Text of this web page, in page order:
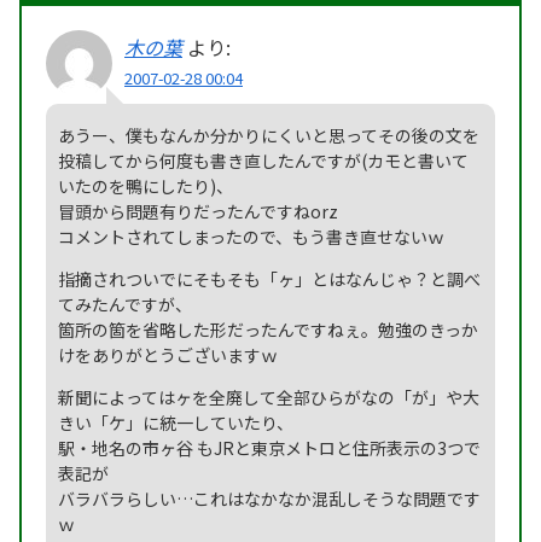
木の葉 より:
2007-02-28 00:04
あうー、僕もなんか分かりにくいと思ってその後の文を
投稿してから何度も書き直したんですが(カモと書いて
いたのを鴨にしたり)、
冒頭から問題有りだったんですねorz
コメントされてしまったので、もう書き直せないｗ
指摘されついでにそもそも「ヶ」とはなんじゃ？と調べ
てみたんですが、
箇所の箇を省略した形だったんですねぇ。勉強のきっか
けをありがとうございますｗ
新聞によってはヶを全廃して全部ひらがなの「が」や大
きい「ケ」に統一していたり、
駅・地名の市ヶ谷 もJRと東京メトロと住所表示の3つで
表記が
バラバラらしい…これはなかなか混乱しそうな問題です
ｗ